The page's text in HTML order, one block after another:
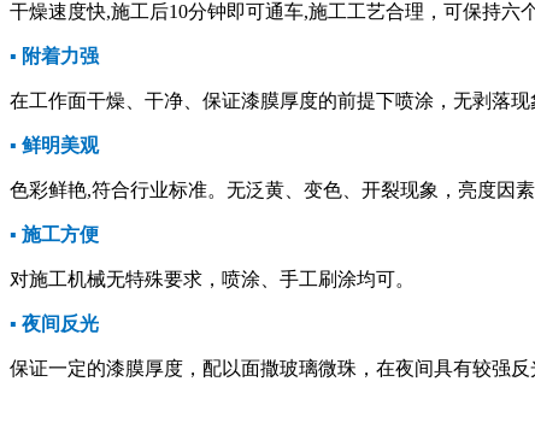
干燥速度快,施工后10分钟即可通车,施工工艺合理，可保持六
▪ 附着力强
在工作面干燥、干净、保证漆膜厚度的前提下喷涂，无剥落现
▪ 鲜明美观
色彩鲜艳,符合行业标准。无泛黄、变色、开裂现象，亮度因素
▪ 施工方便
对施工机械无特殊要求，喷涂、手工刷涂均可。
▪ 夜间反光
保证一定的漆膜厚度，配以面撒玻璃微珠，在夜间具有较强反